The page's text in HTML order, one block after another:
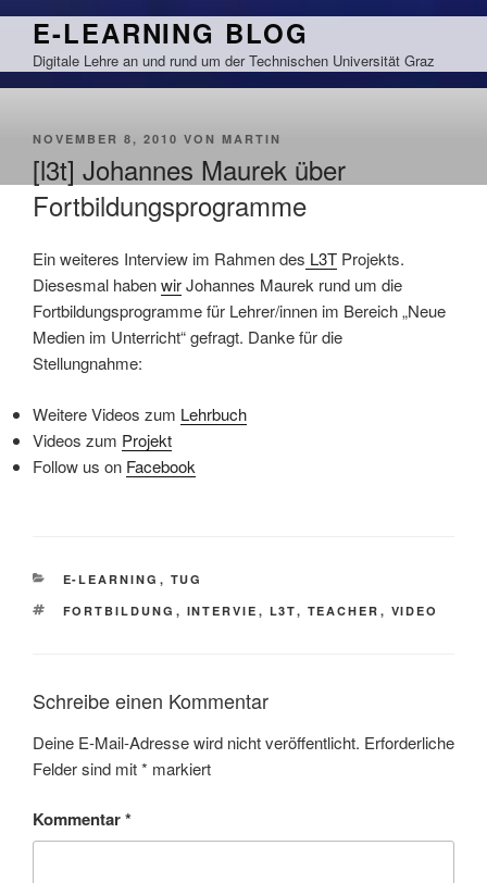
Zum
springen
E-LEARNING BLOG
Digitale Lehre an und rund um der Technischen Universität Graz
VERÖFFENTLICHT
NOVEMBER 8, 2010 VON MARTIN
[l3t] Johannes Maurek über
Fortbildungsprogramme
Ein weiteres Interview im Rahmen des L3T Projekts.
Diesesmal habenwirJohannes Maurek rund um die
Fortbildungsprogramme für Lehrer/innen im Bereich „Neue
Medien im Unterricht“ gefragt. Danke für die
Stellungnahme:
Weitere Videos zum Lehrbuch
Videos zum Projekt
Follow us on Facebook
KATEGORIEN
E-LEARNING , TUG
SCHLAGWÖRTER
FORTBILDUNG , INTERVIE , L3T, TEACHER , VIDEO
Schreibe einen Kommentar
Deine E-Mail-Adresse wird nicht veröffentlicht. Erforderliche
Felder sind mit* markiert
Kommentar*